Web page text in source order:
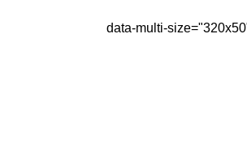
data-multi-